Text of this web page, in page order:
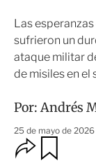
Las
sufrieron un
ataque militar
de misiles en el
Por:Andrés
25 de mayo de
O
p